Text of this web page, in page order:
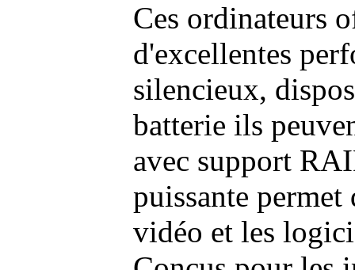
Ces ordinateurs
d'excellentes
silencieux,
batterie ils
avec support
puissante permet
vidéo et les